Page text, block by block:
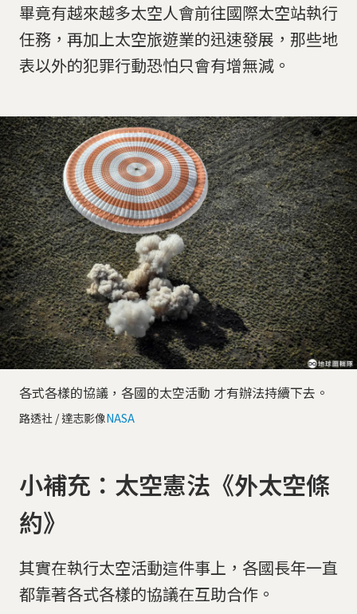
畢竟有越來越多太空人會前往國際太空站執行
任務，再加上太空旅遊業的迅速發展，那些地
表以外的犯罪行動恐怕只會有增無減。
各式各樣的協議，各國的太空活動 才有辦法持續下去。
路透社 / 達志影像NASA
小補充：太空憲法《外太空條
約》
其實在執行太空活動這件事上，各國長年一直
都靠著各式各樣的協議在互助合作。